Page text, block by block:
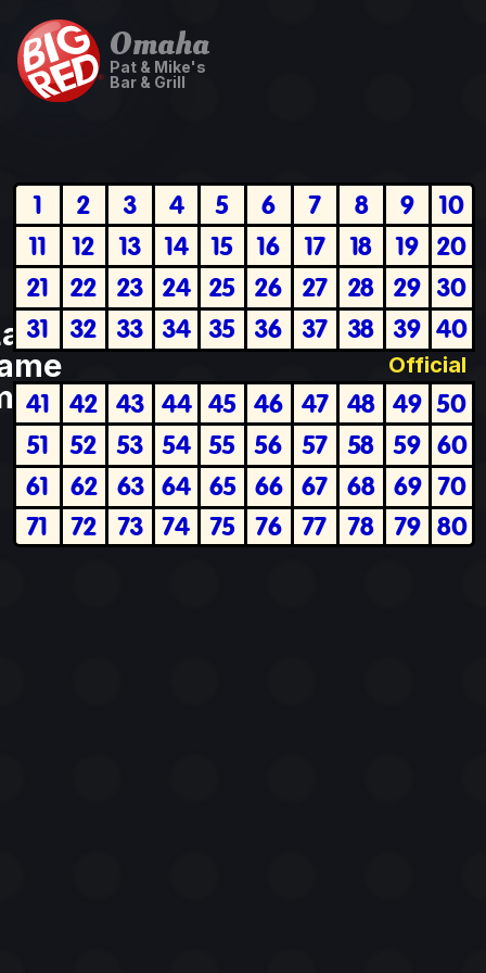
Omaha
Pat & Mike's
Bar & Grill
1 2 3 4 5 6 7 8 9
10
11
12 13 14 15 16 17 18 19 20
21
22 23 24 25 26 27 28 29 30
31
32 33 34 35 36 37 38 39 40
41 42 43 44 45 46 47 48 49 50
51
52 53 54 55 56 57 58 59 60
61
62 63 64 65 66 67 68 69 70
71
72 73 74 75 76 77 78 79 80
Official